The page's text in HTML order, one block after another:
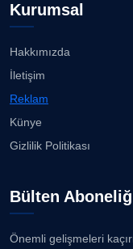
Kurumsal
Hakkımızda
İletişim
Reklam
Künye
Gizlilik Politikası
Bülten
Önemli gelişmeleri